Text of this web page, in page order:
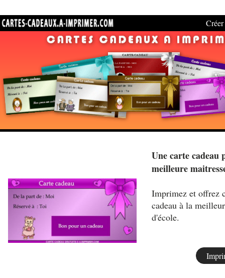
Créer
Une carte cadeau
meilleure
Imprimez et offrez
cadeau à la
d'école.